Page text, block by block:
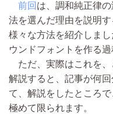
前回 は、調和純正律
法を選んだ理由を説明
様々な方法を紹介しま
ウンドフォントを作る過
ただ、実際はこれを、
解説すると、記事が何
て、解説をしたところ
極めて限られます。